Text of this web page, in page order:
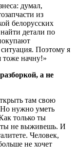
думал,
из
белорусских
детали по
Поэтому я
тоже начну!»
а не
там свою
нужно уметь
только ты
ты не выживешь. И
Человек,
не хочет